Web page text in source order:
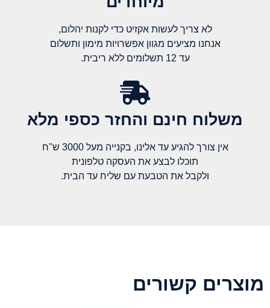
לא צריך לעשות אקזיט כדי לקנות יהלום,
אנחנו מציעים מגוון אפשרויות מימון ותשלום
עד 12 תשלומים ללא ריבית.
משלוח חינם והחזר כספי מלא​
אין צורך להגיע עד אלינו, בקנייה מעל 3000 ש"ח
תוכלו לבצע את העסקה טלפונית
ולקבל את הטבעת עם שליח עד הבית.
מוצרים קשורים